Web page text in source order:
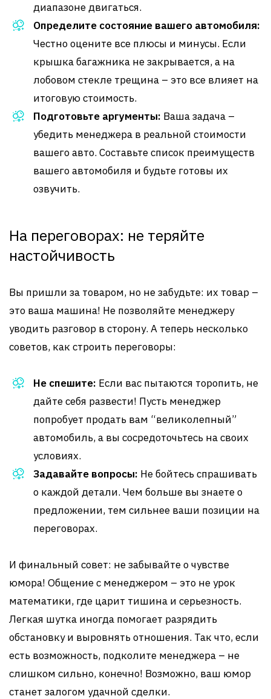
диапазоне двигаться.
Определите состояние вашего автомобиля:
Честно оцените все плюсы и минусы. Если
крышка багажника не закрывается, а на
лобовом стекле трещина – это все влияет на
итоговую стоимость.
Подготовьте аргументы: Ваша задача –
убедить менеджера в реальной стоимости
вашего авто. Составьте список преимуществ
вашего автомобиля и будьте готовы их
озвучить.
На переговорах: не теряйте
настойчивость
Вы пришли за товаром, но не забудьте: их товар –
это ваша машина! Не позволяйте менеджеру
уводить разговор в сторону. А теперь несколько
советов, как строить переговоры:
Не спешите: Если вас пытаются торопить, не
дайте себя развести! Пусть менеджер
попробует продать вам “великолепный”
автомобиль, а вы сосредоточьтесь на своих
условиях.
Задавайте вопросы: Не бойтесь спрашивать
о каждой детали. Чем больше вы знаете о
предложении, тем сильнее ваши позиции на
переговорах.
И финальный совет: не забывайте о чувстве
юмора! Общение с менеджером – это не урок
математики, где царит тишина и серьезность.
Легкая шутка иногда помогает разрядить
обстановку и выровнять отношения. Так что, если
есть возможность, подколите менеджера – не
слишком сильно, конечно! Возможно, ваш юмор
станет залогом удачной сделки.